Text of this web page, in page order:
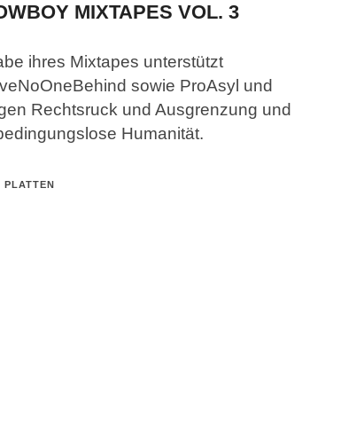
MIXTAPES VOL. 3
ihres Mixtapes unterstützt
sowie ProAsyl und
Rechtsruck und Ausgrenzung und
Humanität.
PLATTEN